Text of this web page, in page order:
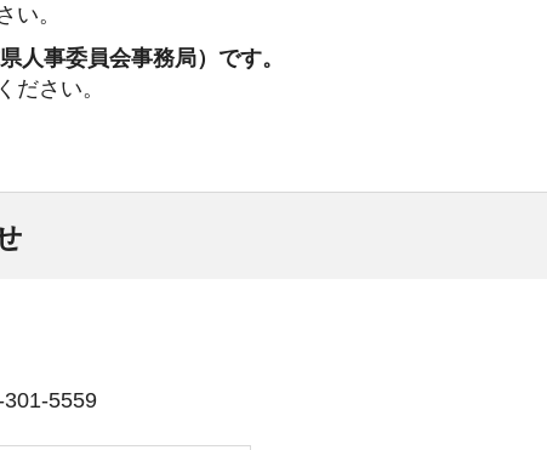
い。
人事委員会事務局）です。
ださい。
5559